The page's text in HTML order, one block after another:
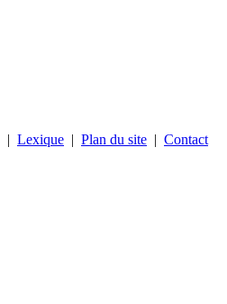
| Lexique | Plan du site | Contact